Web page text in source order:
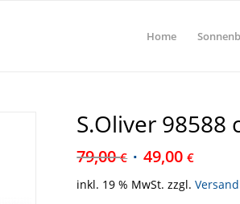
Home
S.Oliver 98588
79,00€ 49,00€
inkl. 19 % MwSt. zzgl.